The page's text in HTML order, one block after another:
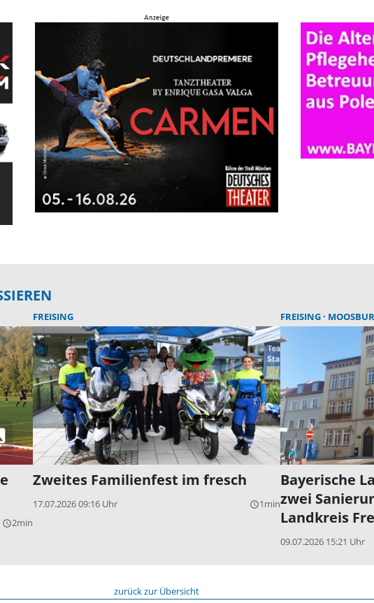
query_builder2min
FREISING
Zweites Familienfest im fresch
17.07.2026 09:16 Uhr query_builder1min
FREISING
Bayerische
zwei
Landkreis
09.07.2026 15:21 Uhr
zurück zur Übersicht